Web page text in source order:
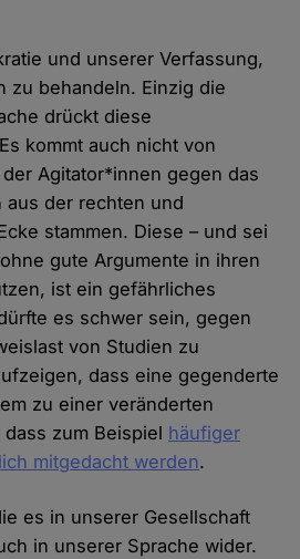
und unserer Verfassung,
zu behandeln. Einzig die
drückt diese
kommt auch nicht von
Agitator*innen gegen das
aus der rechten und
stammen. Diese – und sei
gute Argumente in ihren
ist ein gefährliches
es schwer sein, gegen
von Studien zu
dass eine gegenderte
zu einer veränderten
zum Beispiel häufiger
mitgedacht werden.
es in unserer Gesellschaft
in unserer Sprache wider.